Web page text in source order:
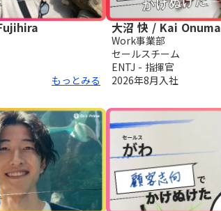
もっとみる
大沼 快 / Kai Onuma
Work事業部
セールスチーム
ENTJ - 指揮官
2026年8月入社